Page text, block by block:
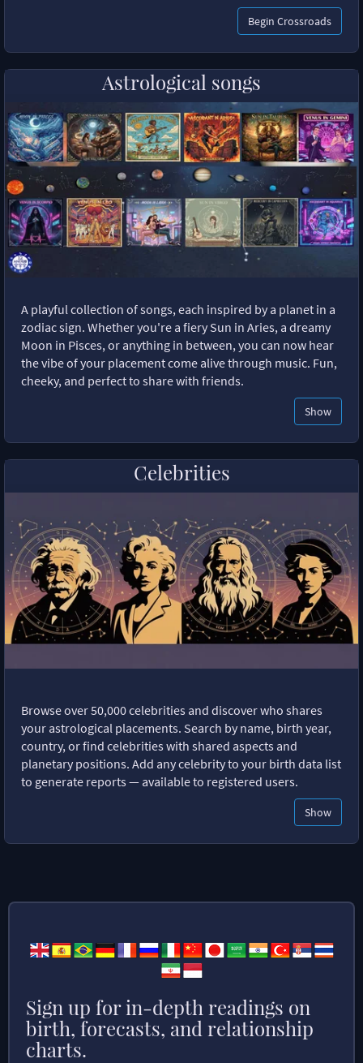
Begin Crossroads
Astrological songs
A playful collection of songs, each inspired by a planet in a
zodiac sign. Whether you're a fiery Sun in Aries, a dreamy
Moon in Pisces, or anything in between, you can now hear
the vibe of your placement come alive through music. Fun,
cheeky, and perfect to share with friends.
Show
Celebrities
Browse over 50,000 celebrities and discover who shares
your astrological placements. Search by name, birth year,
country, or find celebrities with shared aspects and
planetary positions. Add any celebrity to your birth data list
to generate reports — available to registered users.
Show
Sign up for in-depth readings on
birth, forecasts, and relationship
charts.